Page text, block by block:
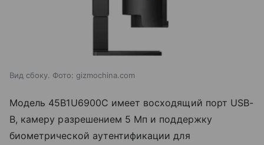
Вид сбоку. Фото: gizmochina.com
Модель 45B1U6900C имеет восходящий порт USB-
B, камеру разрешением 5 Мп и поддержку
биометрической аутентификации для